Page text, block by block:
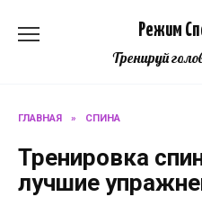
Режим
Тренируй
ГЛАВНАЯ » СПИНА
Тренировка
лучшие